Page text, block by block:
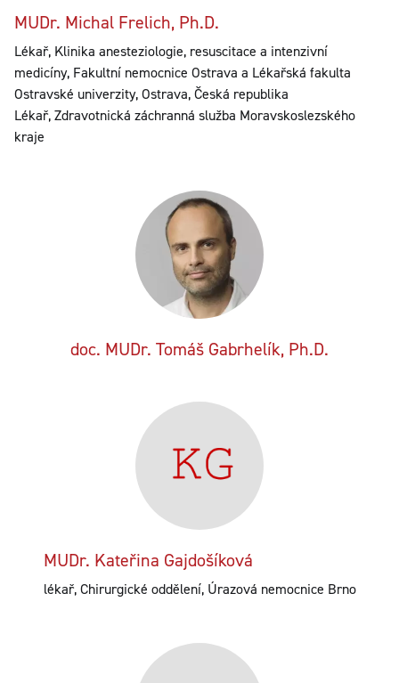
MUDr. Michal Frelich, Ph.D.
Lékař, Klinika anesteziologie, resuscitace a intenzivní
medicíny, Fakultní nemocnice Ostrava a Lékařská fakulta
Ostravské univerzity, Ostrava, Česká republika
Lékař, Zdravotnická záchranná služba Moravskoslezského
kraje
doc. MUDr. Tomáš Gabrhelík, Ph.D.
MUDr. Kateřina Gajdošíková
lékař, Chirurgické oddělení, Úrazová nemocnice Brno